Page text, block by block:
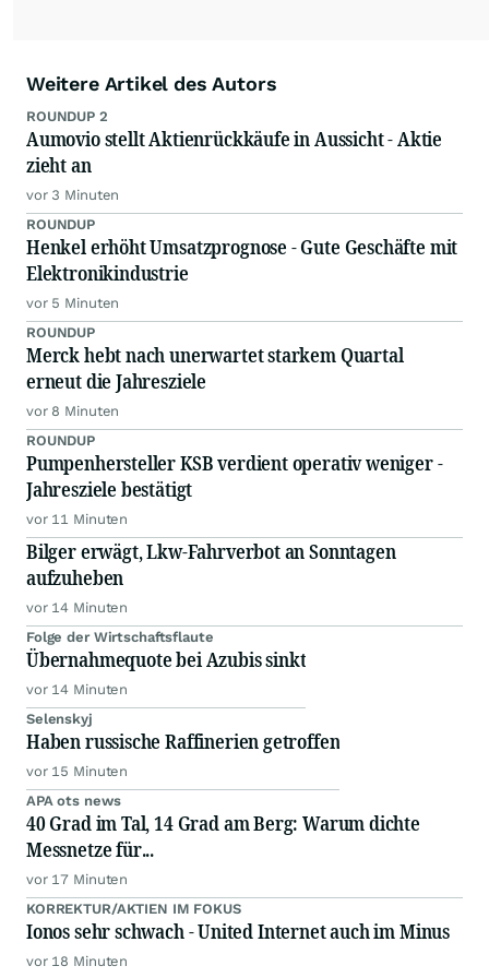
Weitere Artikel des Autors
ROUNDUP 2
Aumovio stellt Aktienrückkäufe in Aussicht - Aktie
zieht an
vor 3 Minuten
ROUNDUP
Henkel erhöht Umsatzprognose - Gute Geschäfte mit
Elektronikindustrie
vor 5 Minuten
ROUNDUP
Merck hebt nach unerwartet starkem Quartal
erneut die Jahresziele
vor 8 Minuten
ROUNDUP
Pumpenhersteller KSB verdient operativ weniger -
Jahresziele bestätigt
vor 11 Minuten
Bilger erwägt, Lkw-Fahrverbot an Sonntagen
aufzuheben
vor 14 Minuten
Folge der Wirtschaftsflaute
Übernahmequote bei Azubis sinkt
vor 14 Minuten
Selenskyj
Haben russische Raffinerien getroffen
vor 15 Minuten
APA ots news
40 Grad im Tal, 14 Grad am Berg: Warum dichte
Messnetze für...
vor 17 Minuten
KORREKTUR/AKTIEN IM FOKUS
Ionos sehr schwach - United Internet auch im Minus
vor 18 Minuten